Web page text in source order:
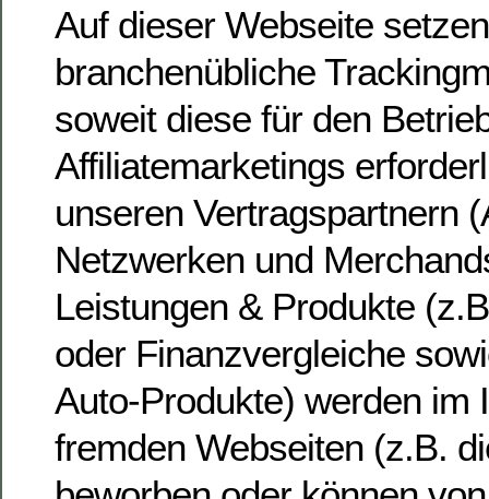
Auf dieser Webseite
branchenübliche
soweit diese für den
Affiliatemarketings
unseren Vertragspartnern
Netzwerken und
Leistungen & Produkte
oder Finanzvergleiche
Auto-Produkte) werden im
fremden Webseiten (z.B.